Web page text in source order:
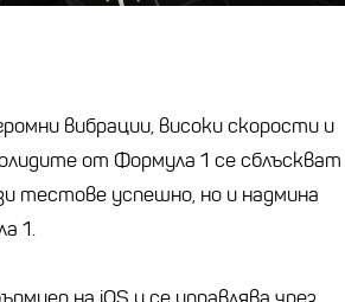
вибрации, високи скорости и
от Формула 1 се сблъскват
тестове успешно, но и надмина
1.